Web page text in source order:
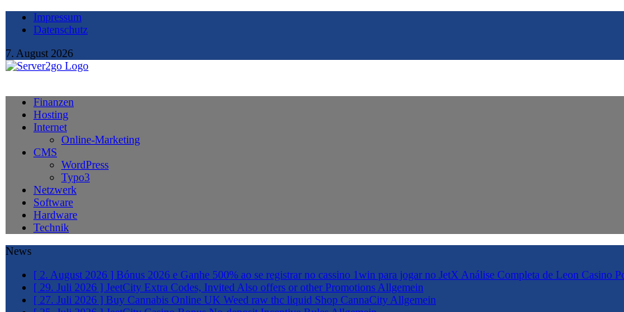
Impressum
Datenschutz
7. August 2026
Finanzen
Hosting
Internet
Online-Marketing
CMS
WordPress
Typo3
Netzwerk
Software
Hardware
Technik
News
[ 2. August 2026 ] Bónus 2026 e Ganhe 500% ao se registrar no cassino 1win para jogar no JetX Análise Completa de Leon Casino
[ 29. Juli 2026 ] JeetCity Extra Codes, Invited Also offers or other Promotions Allgemein
[ 27. Juli 2026 ] Buy Cannabis Online UK Weed raw thc liquid Shop CannaCity Allgemein